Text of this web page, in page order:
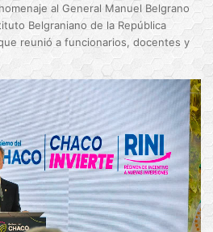
al General Manuel Belgrano
Belgraniano de la República
reunió a funcionarios, docentes y